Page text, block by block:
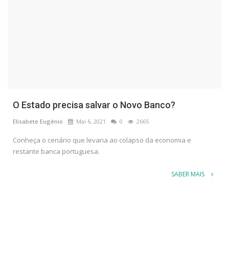
O Estado precisa salvar o Novo Banco?
Elisabete Eugénio Mai 6, 2021 0 2665
Conheça o cenário que levaria ao colapso da economia e
restante banca portuguesa.
SABER MAIS